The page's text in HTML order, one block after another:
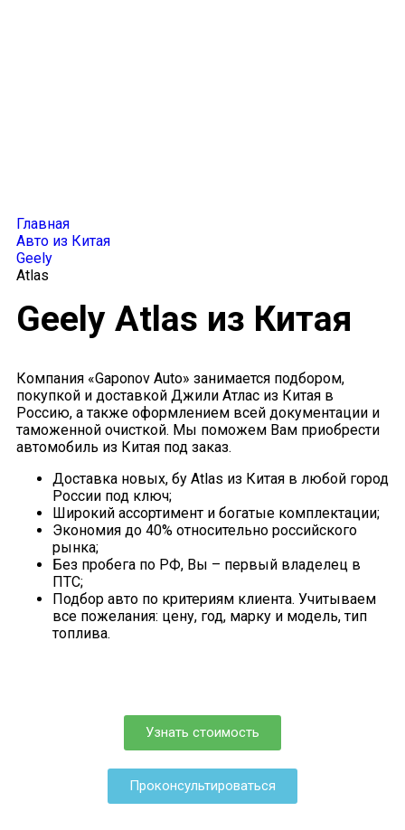
Главная
Авто из Китая
Geely
Atlas
Geely Atlas из Китая
Компания «Gaponov Auto» занимается подбором,
покупкой и доставкой Джили Атлас из Китая в
Россию, а также оформлением всей документации и
таможенной очисткой. Мы поможем Вам приобрести
автомобиль из Китая под заказ.
Доставка новых, бу Atlas из Китая в любой город
России под ключ;
Широкий ассортимент и богатые комплектации;
Экономия до 40% относительно российского
рынка;
Без пробега по РФ, Вы – первый владелец в
ПТС;
Подбор авто по критериям клиента. Учитываем
все пожелания: цену, год, марку и модель, тип
топлива.
Узнать стоимость
Проконсультироваться